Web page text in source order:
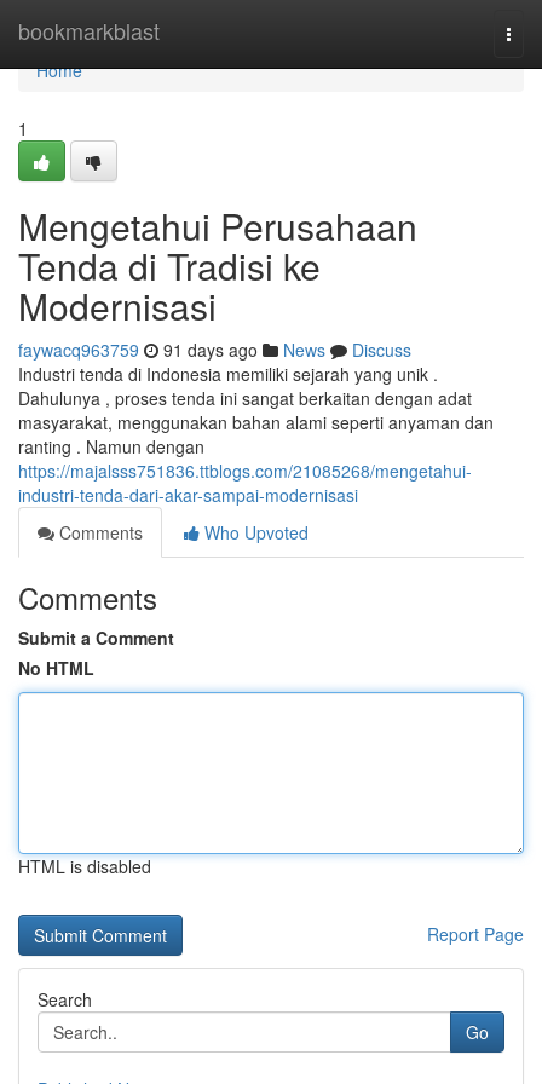
bookmarkblast
Home
Home
1
Mengetahui Perusahaan
Tenda di Tradisi ke
Modernisasi
faywacq963759 91 days ago News
Discuss
Industri tenda di Indonesia memiliki sejarah yang unik .
Dahulunya , proses tenda ini sangat berkaitan dengan adat
masyarakat, menggunakan bahan alami seperti anyaman dan
ranting . Namun dengan
https://majalsss751836.ttblogs.com/21085268/mengetahui-
industri-tenda-dari-akar-sampai-modernisasi
Comments
Who Upvoted
Comments
Submit a Comment
No HTML
HTML is disabled
Report Page
Search
Go